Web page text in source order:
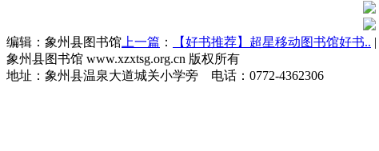
编辑：象州县图书馆 上一篇 ： 【好书推荐】超星移动图书馆好书.. |
象州县图书馆 www.xzxtsg.org.cn 版权所有
地址：象州县温泉大道城关小学旁 电话：0772-4362306